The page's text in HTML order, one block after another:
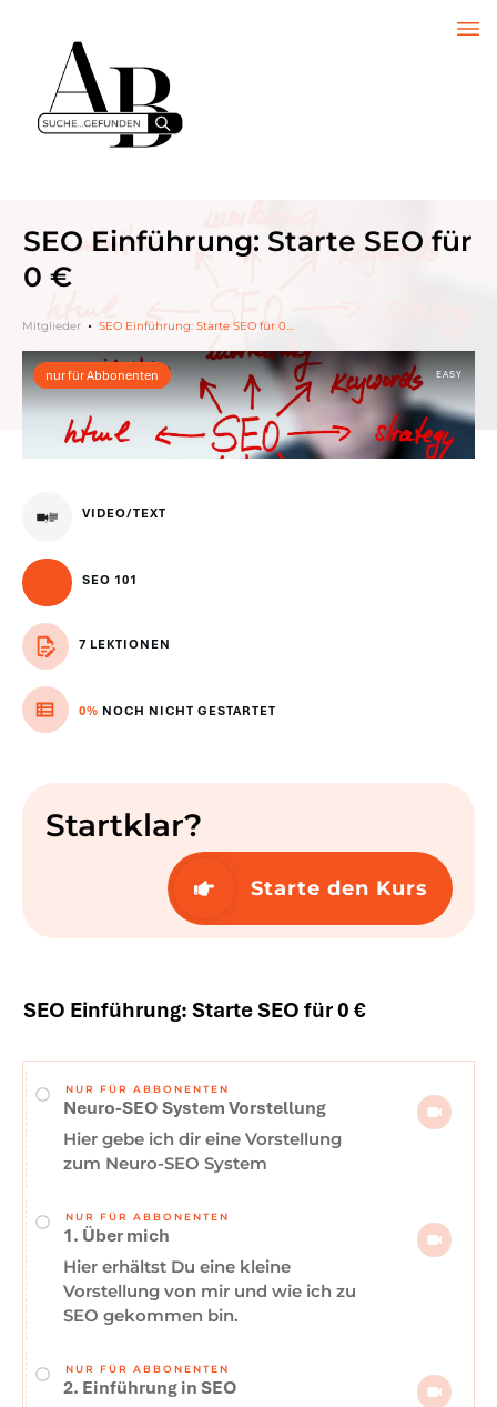
SEO Einführung: Starte SEO für
0 €
Mitglieder SEO Einführung: Starte SEO für 0 €
nur für Abbonenten EASY
VIDEO/TEXT
SEO 101
7 LEKTIONEN
0% NOCH NICHT GESTARTET
Startklar?
Starte den Kurs
SEO Einführung: Starte SEO für 0 €
NUR FÜR ABBONENTEN
Neuro-SEO System Vorstellung
Hier gebe ich dir eine Vorstellung
zum Neuro-SEO System
NUR FÜR ABBONENTEN
1. Über mich
Hier erhältst Du eine kleine
Vorstellung von mir und wie ich zu
SEO gekommen bin.
NUR FÜR ABBONENTEN
2. Einführung in SEO